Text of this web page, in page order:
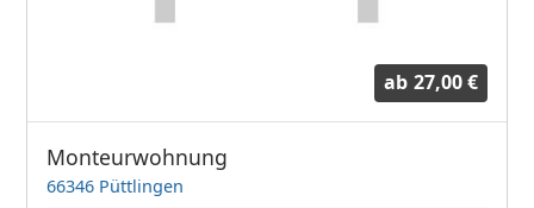
ab 27,00 €
Monteurwohnung
66346 Püttlingen